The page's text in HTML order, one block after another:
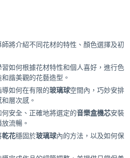
師將介紹不同花材的特性、顏色選擇及初
習如何根據花材特性和個人喜好，進行色
諧美觀的花藝造型。
導如何在有限的玻璃球空間內，巧妙安排
層次感。
何安全、正確地將選定的音樂盒機芯安裝
流暢。
乾花穩固於玻璃球內的方法，以及如何保